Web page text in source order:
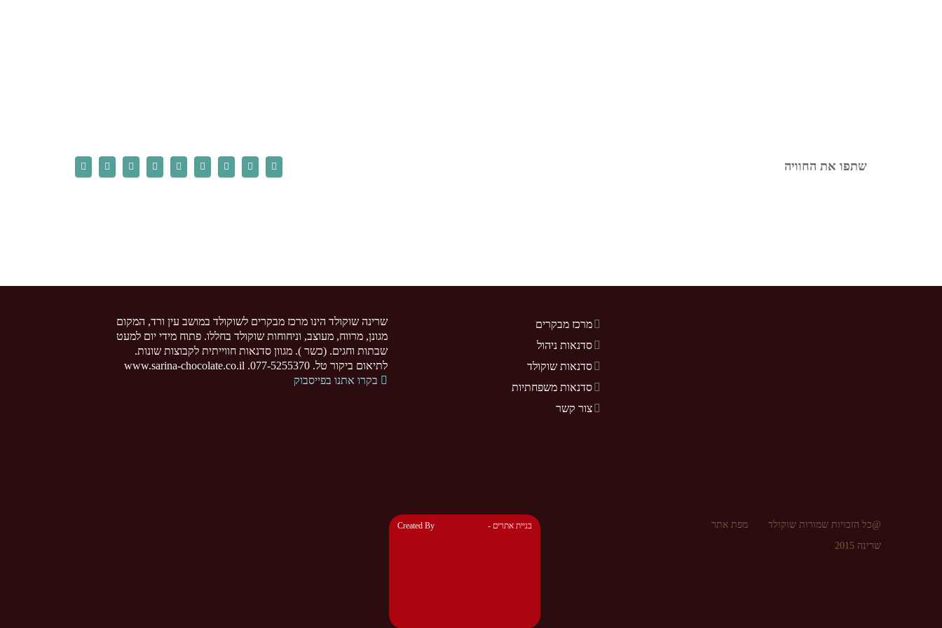
מרכז מבקרים
סדנאות ניהול
סדנאות שוקולד
סדנאות משפחתיות
צור קשר
שרינה שוקולד הינו מרכז מבקרים לשוקולד במושב עין ורד, המקום
מגונן, מרווח, מעוצב, וניחוחות שוקולד בחללו. פתוח מידי יום למעט
שבתות וחגים. (כשר ). מגוון סדנאות חווייתית לקבוצות שונות.
לתיאום ביקור טל. 077-5255370. www.sarina-chocolate.co.il
בקרו אתנו בפייסבוק
@כל הזכויות שמורות שוקולד
שרינה 2015
מפת אתר Created By - בניית אתרים